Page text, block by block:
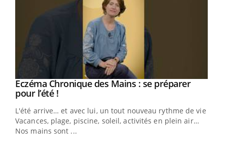
Youtube
Eczéma Chronique des Mains : se préparer
pour l’été !Youtube
L'été arrive… et avec lui, un tout nouveau rythme de vie !
Vacances, plage, piscine, soleil, activités en plein air…
Nos mains sont ...